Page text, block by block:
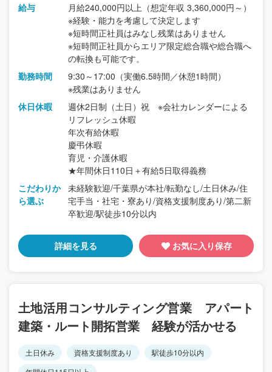
給与
月給240,000円以上（想定年収 3,360,000円～）
※経験・能力を考慮して決定します
※短時間正社員はみなし残業はありません
※短時間正社員からエリア限定総合職や総合職へ
の転換も可能です。
勤務時間
9:30～17:00（実働6.5時間／休憩1時間）
※残業はありません
休日休暇
週休2日制（土日）祝 ※会社カレンダーによる
リフレッシュ休暇
年次有給休暇
慶弔休暇
育児・介護休暇
★年間休日110日＋有給5日取得義務
こだわりか
ら選ぶ
未経験歓迎/千葉県が本社/転勤なし/土日休み/住
宅手当・社宅・寮あり/資格支援制度あり/第二新
卒歓迎/駅徒歩10分以内
詳細を見る お気に入り保存
土地活用コンサルティング営業 アパート
建築・ルート開拓営業 経験が活かせる
土日休み 資格支援制度あり
駅徒歩10分以内